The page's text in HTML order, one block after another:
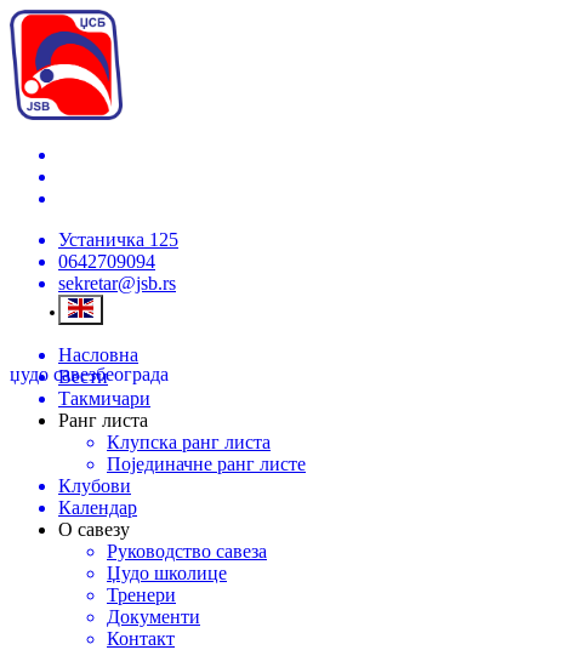
Устаничка 125
0642709094
sekretar@jsb.rs
џудо савезбеограда
Насловна
Вести
Такмичари
Ранг листа
Клупска ранг листа
Појединачне ранг листе
Клубови
Календар
О савезу
Руководство савеза
Џудо школице
Тренери
Документи
Контакт